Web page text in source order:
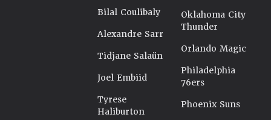
Bilal Coulibaly
Alexandre Sarr
Tidjane Salaün
Joel Embiid
Tyrese
Haliburton
Oklahoma City
Thunder
Orlando Magic
Philadelphia
76ers
Phoenix Suns